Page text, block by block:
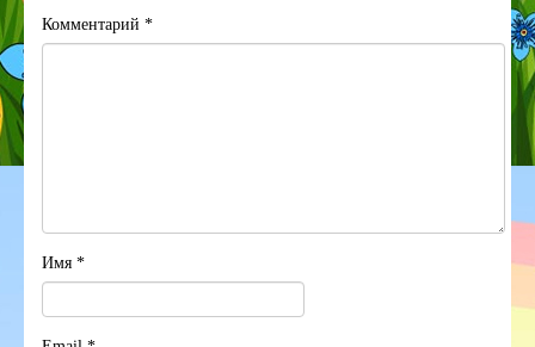
Комментарий *
Имя *